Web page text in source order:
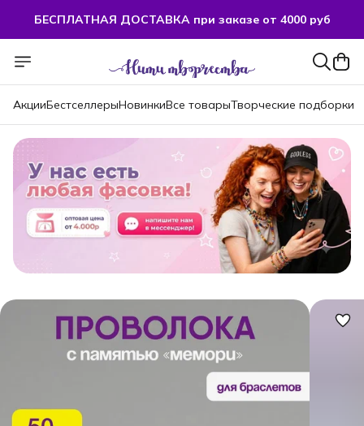
БЕСПЛАТНАЯ ДОСТАВКА при заказе от 4000 руб
АкцииБестселлерыНовинкиВсе товарыТворческие подборки